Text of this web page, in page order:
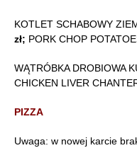
KOTLET SCHABOWY
zł; PORK CHOP
WĄTRÓBKA DROBIOWA
CHICKEN LIVER
PIZZA
Uwaga: w nowej karcie